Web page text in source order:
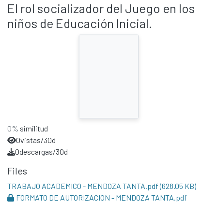
El rol socializador del Juego en los
niños de Educación Inicial.
0% similitud
0vistas/30d
0descargas/30d
Files
TRABAJO ACADEMICO - MENDOZA TANTA.pdf(628.05 KB)
FORMATO DE AUTORIZACION - MENDOZA TANTA.pdf